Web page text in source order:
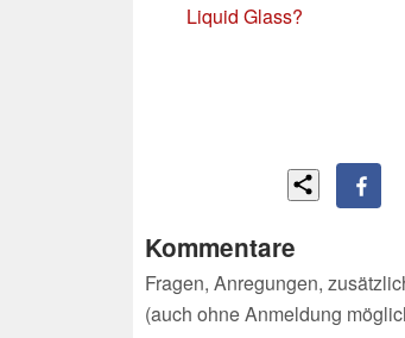
Liquid Glass?
Kommentare
Fragen, Anregungen,
(auch ohne Anmeldung